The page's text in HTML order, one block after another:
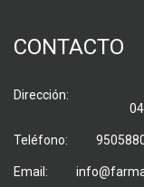
CONTACTO
Dirección:
Teléfono:
Email: